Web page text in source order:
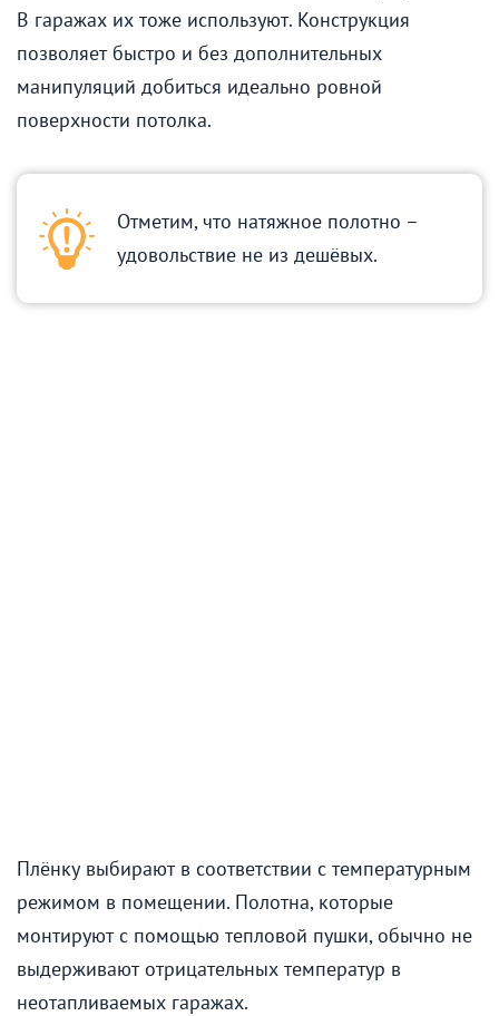
В гаражах их тоже используют. Конструкция
позволяет быстро и без дополнительных
манипуляций добиться идеально ровной
поверхности потолка.
Отметим, что натяжное полотно –
удовольствие не из дешёвых.
Плёнку выбирают в соответствии с температурным
режимом в помещении. Полотна, которые
монтируют с помощью тепловой пушки, обычно не
выдерживают отрицательных температур в
неотапливаемых гаражах.